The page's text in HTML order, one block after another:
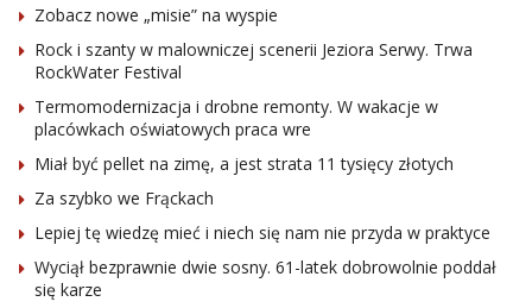
Zobacz nowe „misie” na wyspie
Rock i szanty w malowniczej scenerii Jeziora Serwy. Trwa
RockWater Festival
Termomodernizacja i drobne remonty. W wakacje w
placówkach oświatowych praca wre
Miał być pellet na zimę, a jest strata 11 tysięcy złotych
Za szybko we Frąckach
Lepiej tę wiedzę mieć i niech się nam nie przyda w praktyce
Wyciął bezprawnie dwie sosny. 61-latek dobrowolnie poddał
się karze